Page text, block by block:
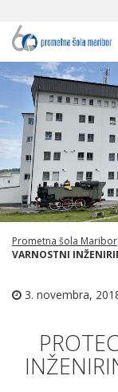
Prometna šola Maribor
VARNOSTNI
3. novembra,